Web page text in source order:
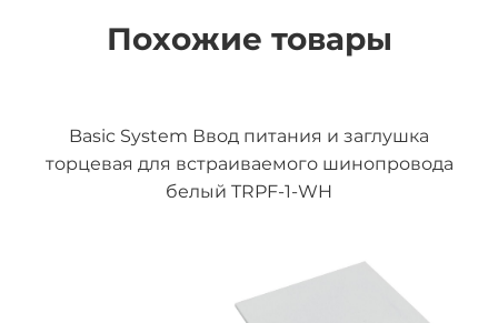
Похожие товары
Basic System Ввод питания и заглушка
торцевая для встраиваемого шинопровода
белый TRPF-1-WH